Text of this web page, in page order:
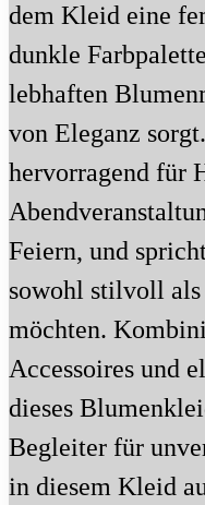
dem Kleid eine
dunkle
lebhaften
von Eleganz
hervorragend für
Feiern, und
sowohl stilvoll
möchten.
Accessoires und
dieses
Begleiter für
in diesem Kleid